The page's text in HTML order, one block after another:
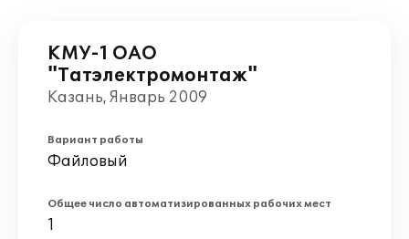
КМУ-1 ОАО
"Татэлектромонтаж"
Казань, Январь 2009
Вариант работы
Файловый
Общее число автоматизированных рабочих мест
1